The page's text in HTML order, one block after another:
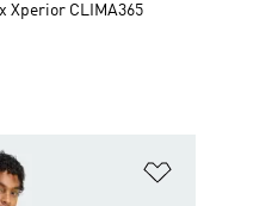
Xperior CLIMA365